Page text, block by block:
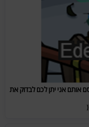
אותם אני יתן לכם לבדוק את